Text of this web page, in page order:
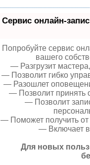
Сервис онлайн-
Попробуйте сервис
вашего
— Разгрузит
— Позволит гибко
— Разошлет
— Позволит принять
— Позволит
— Поможет получить от
— Включает
Для новых